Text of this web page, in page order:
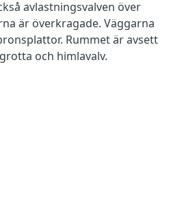
avlastningsvalven över
är överkragade. Väggarna
Rummet är avsett
och himlavalv.